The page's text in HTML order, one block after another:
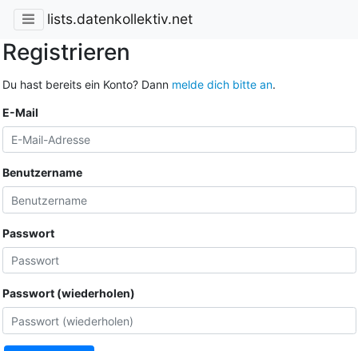
lists.datenkollektiv.net
Registrieren
Du hast bereits ein Konto? Dann melde dich bitte an.
E-Mail
Benutzername
Passwort
Passwort (wiederholen)